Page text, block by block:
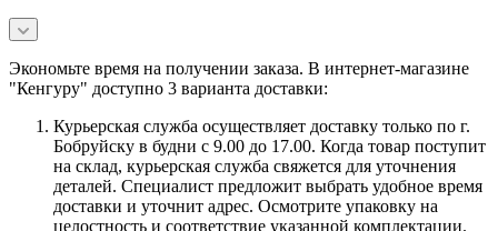
Экономьте время на получении заказа. В интернет-магазине
"Кенгуру" доступно 3 варианта доставки:
Курьерская служба осуществляет доставку только по г.
Бобруйску в будни с 9.00 до 17.00. Когда товар поступит
на склад, курьерская служба свяжется для уточнения
деталей. Специалист предложит выбрать удобное время
доставки и уточнит адрес. Осмотрите упаковку на
целостность и соответствие указанной комплектации.